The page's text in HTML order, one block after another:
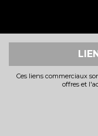
Ces liens commerciaux
offres et